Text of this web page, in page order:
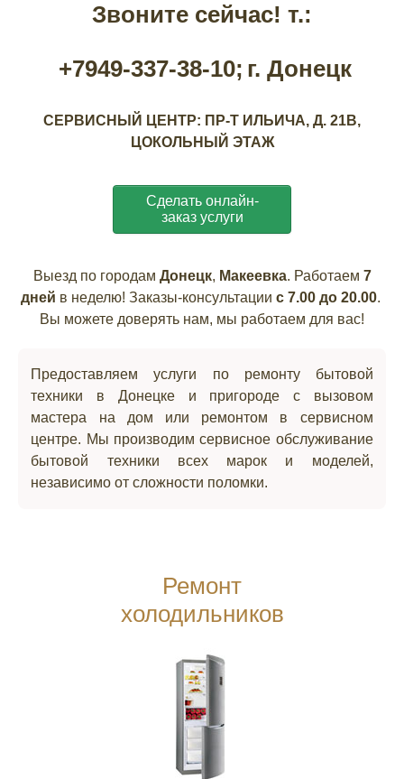
Звоните сейчас! т.:
+7949-337-38-10; г. Донецк
СЕРВИСНЫЙ ЦЕНТР: ПР-Т ИЛЬИЧА, Д. 21В,
ЦОКОЛЬНЫЙ ЭТАЖ
Сделать онлайн-
заказ услуги
Выезд по городам Донецк, Макеевка. Работаем 7
дней в неделю! Заказы-консультации с 7.00 до 20.00.
Вы можете доверять нам, мы работаем для вас!
Предоставляем услуги по ремонту бытовой
техники в Донецке и пригороде с вызовом
мастера на дом или ремонтом в сервисном
центре. Мы производим сервисное обслуживание
бытовой техники всех марок и моделей,
независимо от сложности поломки.
Ремонт
холодильников